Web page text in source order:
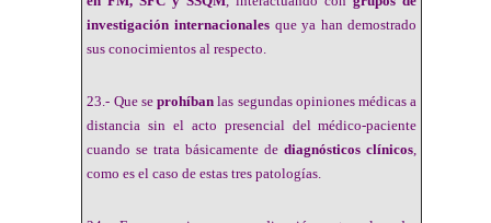
investigación internacionales que ya han demostrado
sus conocimientos al respecto.
23.- Que seprohíban las segundas opiniones médicas a
distancia sin el acto presencial del médico-paciente
cuando se trata básicamente dediagnósticos clínicos,
como es el caso de estas tres patologías.